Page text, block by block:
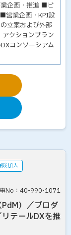
企画・推進 ■ビ
営業企画・KPI設
立案および外部
クションプラン
コンソーシアム
険加入
No：40-990-1071
）／プロダ
テールDXを推